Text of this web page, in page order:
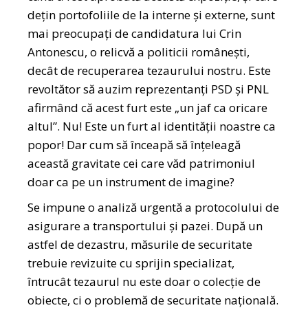
dețin portofoliile de la interne și externe, sunt
mai preocupați de candidatura lui Crin
Antonescu, o relicvă a politicii românești,
decât de recuperarea tezaurului nostru. Este
revoltător să auzim reprezentanți PSD și PNL
afirmând că acest furt este „un jaf ca oricare
altul”. Nu! Este un furt al identității noastre ca
popor! Dar cum să înceapă să înțeleagă
această gravitate cei care văd patrimoniul
doar ca pe un instrument de imagine?
Se impune o analiză urgentă a protocolului de
asigurare a transportului și pazei. După un
astfel de dezastru, măsurile de securitate
trebuie revizuite cu sprijin specializat,
întrucât tezaurul nu este doar o colecție de
obiecte, ci o problemă de securitate națională.